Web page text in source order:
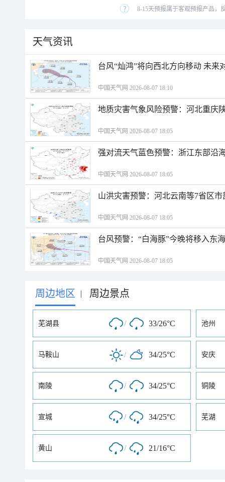
8-15天预报属于客观预报产品，
天气资讯
台风“灿鸿”将向西北方向移动 未来
中国天气网 2026-08-07 18:10
地质灾害气象风险预警：河北重庆
中国天气网 2026-08-07 18:05
强对流天气蓝色预警：浙江东部沿
中国天气网 2026-08-07 18:05
山洪灾害预警：河北云南等7省区
中国天气网 2026-08-07 18:05
台风预警：“白海豚”今晚将移入东
中国天气网 2026-08-07 18:05
周边地区 | 周边景点
芜湖县 / 33/26°C 池州
马鞍山 / 34/25°C 安庆
南陵 / 34/25°C 铜陵
宣城 / 34/25°C 芜湖
黄山 / 21/16°C